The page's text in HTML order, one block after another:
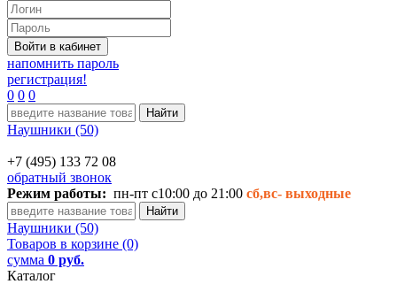
напомнить пароль
регистрация!
0 0 0
Наушники (50)
+7 (495) 133 72 08
обратный звонок
Режим работы: пн-пт с10:00 до 21:00 сб,вс- выходные
Наушники (50)
Товаров в корзине (0)
сумма 0 руб.
Каталог